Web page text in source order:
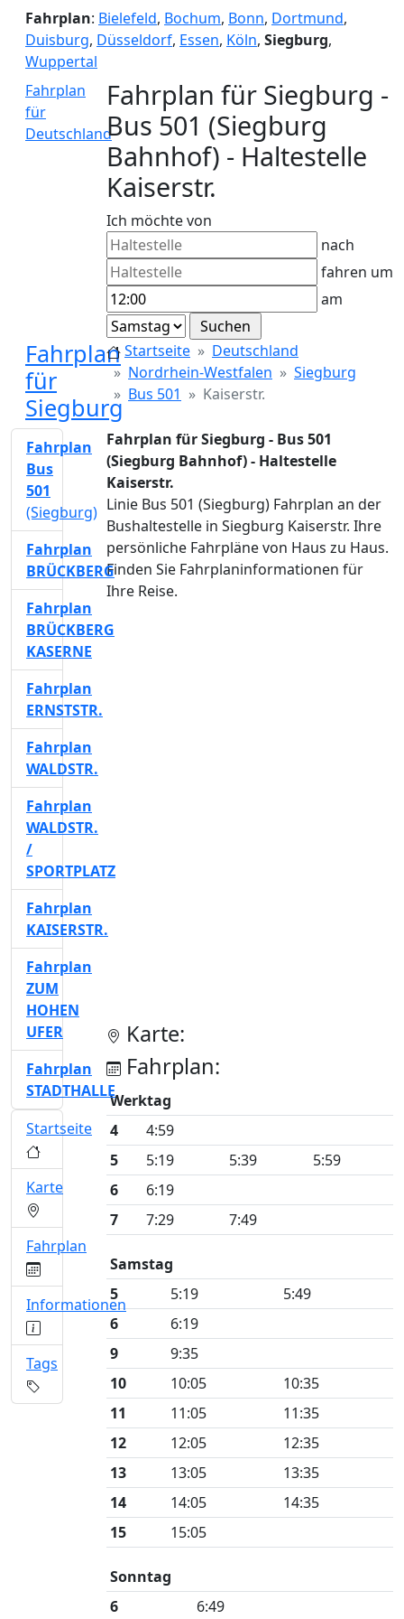
Fahrplan: Bielefeld, Bochum, Bonn, Dortmund,
Duisburg, Düsseldorf, Essen, Köln, Siegburg,
Wuppertal
Fahrplan
für
Deutschland
Fahrplan für Siegburg -
Bus 501 (Siegburg
Bahnhof) - Haltestelle
Kaiserstr.
Ich möchte von
nach
fahren um
am
Fahrplan
für
Siegburg
Startseite
Deutschland
Nordrhein-Westfalen
Siegburg
Bus 501
Kaiserstr.
Fahrplan für Siegburg - Bus 501
(Siegburg Bahnhof) - Haltestelle
Kaiserstr.
Linie Bus 501 (Siegburg) Fahrplan an der
Bushaltestelle in Siegburg Kaiserstr. Ihre
persönliche Fahrpläne von Haus zu Haus.
Finden Sie Fahrplaninformationen für
Ihre Reise.
Karte:
Fahrplan:
Werktag
4
4:59
5
5:19 5:39
5:59
6
6:19
7
7:29 7:49
Samstag
5
5:19
5:49
6
6:19
9
9:35
10
10:05
10:35
11
11:05
11:35
12
12:05
12:35
13
13:05
13:35
14
14:05
14:35
15
15:05
Sonntag
6
6:49
Fahrplan
Bus
501
(Siegburg)
Fahrplan
BRÜCKBERG
Fahrplan
BRÜCKBERG
KASERNE
Fahrplan
ERNSTSTR.
Fahrplan
WALDSTR.
Fahrplan
WALDSTR.
/
SPORTPLATZ
Fahrplan
KAISERSTR.
Fahrplan
ZUM
HOHEN
UFER
Fahrplan
STADTHALLE
Startseite
Karte
Fahrplan
Informationen
Tags